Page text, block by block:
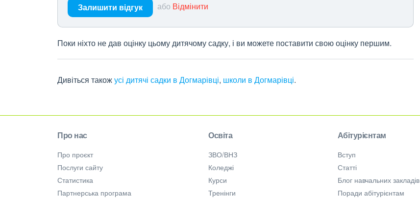
Залишити відгук або Відмінити
Поки ніхто не дав оцінку цьому дитячому садку, і ви можете поставити свою оцінку першим.
Дивіться такожусі дитячі садки в Догмарівці, школи в Догмарівці.
Про нас
Про проєкт
Послуги сайту
Статистика
Партнерська програма
Освіта
ЗВО/ВНЗ
Коледжі
Курси
Тренінги
Абітурієнтам
Вступ
Статті
Блог навчальних закладів
Поради абітурієнтам